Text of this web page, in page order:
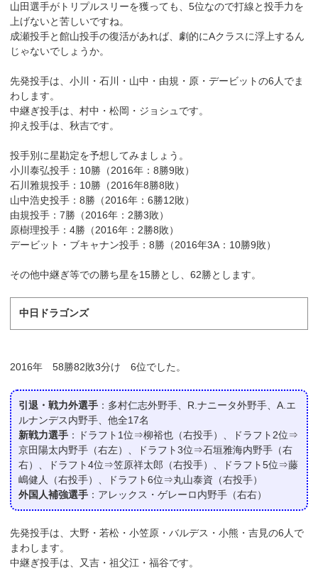
山田選手がトリプルスリーを獲っても、5位なので打線と投手力を
上げないと苦しいですね。
成瀬投手と館山投手の復活があれば、劇的にAクラスに浮上するん
じゃないでしょうか。
先発投手は、小川・石川・山中・由規・原・デービットの6人でま
わします。
中継ぎ投手は、村中・松岡・ジョシュです。
抑え投手は、秋吉です。
投手別に星勘定を予想してみましょう。
小川泰弘投手：10勝（2016年：8勝9敗）
石川雅規投手：10勝（2016年8勝8敗）
山中浩史投手：8勝（2016年：6勝12敗）
由規投手：7勝（2016年：2勝3敗）
原樹理投手：4勝（2016年：2勝8敗）
デービット・ブキャナン投手：8勝（2016年3A：10勝9敗）
その他中継ぎ等での勝ち星を15勝とし、62勝とします。
中日ドラゴンズ
2016年 58勝82敗3分け 6位でした。
引退・戦力外選手 ：多村仁志外野手、R.ナニータ外野手、A.エ
ルナンデス内野手、他全17名
新戦力選手 ：ドラフト1位⇒柳裕也（右投手）、ドラフト2位⇒
京田陽太内野手（右左）、ドラフト3位⇒石垣雅海内野手（右
右）、ドラフト4位⇒笠原祥太郎（右投手）、ドラフト5位⇒藤
嶋健人（右投手）、ドラフト6位⇒丸山泰資（右投手）
外国人補強選手 ：アレックス・ゲレーロ内野手（右右）
先発投手は、大野・若松・小笠原・バルデス・小熊・吉見の6人で
まわします。
中継ぎ投手は、又吉・祖父江・福谷です。